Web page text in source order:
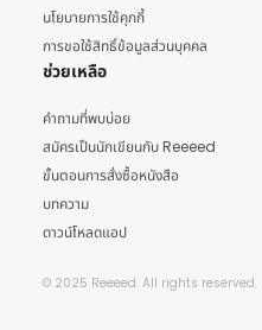
นโยบายการใช้คุกกี้
การขอใช้สิทธิ์ข้อมูลส่วนบุคคล
ช่วยเหลือ
คำถามที่พบบ่อย
สมัครเป็นนักเขียนกับ Reeeed
ขั้นตอนการสั่งซื้อหนังสือ
บทความ
ดาวน์โหลดแอป
© 2025 Reeeed. All rights reserved.